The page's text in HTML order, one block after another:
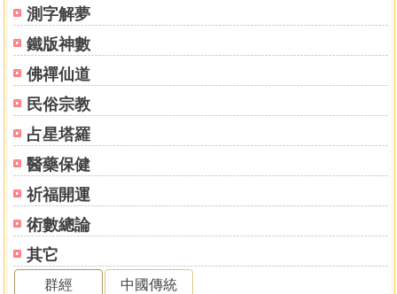
測字解夢
鐵版神數
佛禪仙道
民俗宗教
占星塔羅
醫藥保健
祈福開運
術數總論
其它
群經 中國傳統